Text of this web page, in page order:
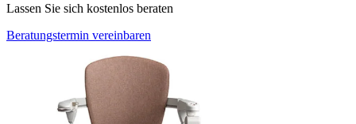
Lassen Sie sich kostenlos beraten
Beratungstermin vereinbaren